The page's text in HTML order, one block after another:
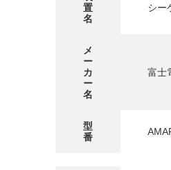
COMPANY
PROFILE
置
名
シー
メ
ー
カ
ー
名
富士
型
番